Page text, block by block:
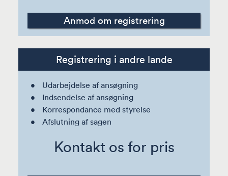
Anmod om registrering
Registrering i andre lande
Udarbejdelse af ansøgning
Indsendelse af ansøgning
Korrespondance med styrelse
Afslutning af sagen
Kontakt os for pris